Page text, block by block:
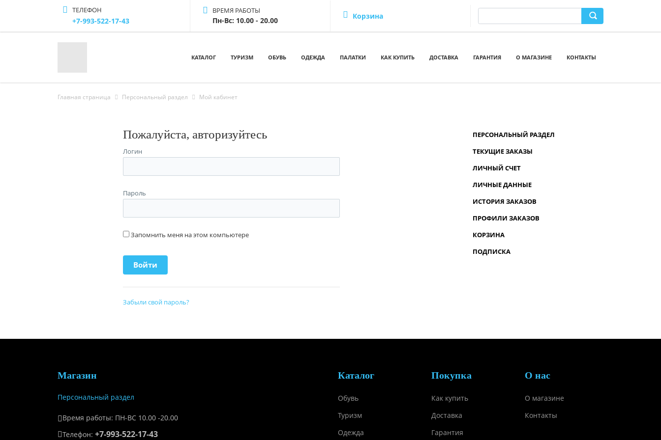
ТЕЛЕФОН
+7-993-522-17-43
ВРЕМЯ РАБОТЫ
Пн-Вс: 10.00 - 20.00 Корзина
КАТАЛОГ ТУРИЗМ ОБУВЬ ОДЕЖДА ПАЛАТКИ КАК КУПИТЬ ДОСТАВКА ГАРАНТИЯ О МАГАЗИНЕ КОНТАКТЫ
Главная страница Персональный раздел Мой кабинет
ПЕРСОНАЛЬНЫЙ РАЗДЕЛ
ТЕКУЩИЕ ЗАКАЗЫ
ЛИЧНЫЙ СЧЕТ
ЛИЧНЫЕ ДАННЫЕ
ИСТОРИЯ ЗАКАЗОВ
ПРОФИЛИ ЗАКАЗОВ
КОРЗИНА
ПОДПИСКА
Пожалуйста, авторизуйтесь
Логин
Пароль
Запомнить меня на этом компьютере
Забыли свой пароль?
Магазин
Персональный раздел
Время работы: ПН-ВС 10.00 -20.00
Телефон: +7-993-522-17-43
Каталог
Обувь
Туризм
Одежда
Покупка
Как купить
Доставка
Гарантия
О нас
О магазине
Контакты